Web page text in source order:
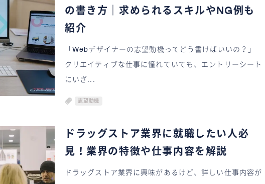
の書き方｜求められるスキルやNG例も
紹介
「Webデザイナーの志望動機ってどう書けばいいの？」
クリエイティブな仕事に憧れていても、エントリーシート
にいざ...
志望動機
ドラッグストア業界に就職したい人必
見！業界の特徴や仕事内容を解説
ドラッグストア業界に興味があるけど、詳しい仕事内容が